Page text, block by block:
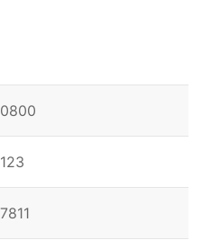
0800
123
7811